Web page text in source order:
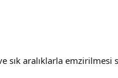
sık aralıklarla